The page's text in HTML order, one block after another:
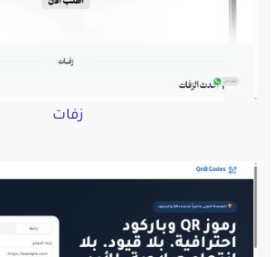
زفات